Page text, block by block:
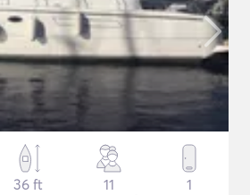
36 ft
11
1